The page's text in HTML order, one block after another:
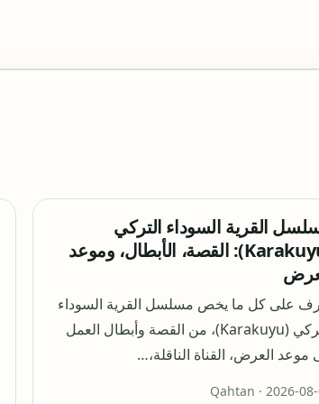
القرية السوداء التركي
(Karakuyu): القصة، الأبطال، وموعد
على كل ما يخص مسلسل القرية السوداء
التركي (Karakuyu)، من القصة وأبطال العمل
موعد العرض، القناة الناقلة،…
Qahtan ·2026-